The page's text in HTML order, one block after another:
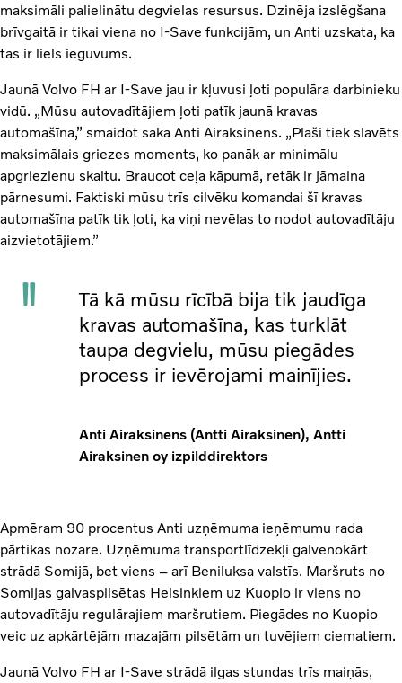
maksimāli palielinātu degvielas resursus. Dzinēja izslēgšana
brīvgaitā ir tikai viena no I-Save funkcijām, un Anti uzskata, ka
tas ir liels ieguvums.
Jaunā Volvo FH ar I-Save jau ir kļuvusi ļoti populāra darbinieku
vidū. „Mūsu autovadītājiem ļoti patīk jaunā kravas
automašīna,” smaidot saka Anti Airaksinens. „Plaši tiek slavēts
maksimālais griezes moments, ko panāk ar minimālu
apgriezienu skaitu. Braucot ceļa kāpumā, retāk ir jāmaina
pārnesumi. Faktiski mūsu trīs cilvēku komandai šī kravas
automašīna patīk tik ļoti, ka viņi nevēlas to nodot autovadītāju
aizvietotājiem.”
Tā kā mūsu rīcībā bija tik jaudīga
kravas automašīna, kas turklāt
taupa degvielu, mūsu piegādes
process ir ievērojami mainījies.
Anti Airaksinens (Antti Airaksinen), Antti
Airaksinen oy izpilddirektors
Apmēram 90 procentus Anti uzņēmuma ieņēmumu rada
pārtikas nozare. Uzņēmuma transportlīdzekļi galvenokārt
strādā Somijā, bet viens – arī Beniluksa valstīs. Maršruts no
Somijas galvaspilsētas Helsinkiem uz Kuopio ir viens no
autovadītāju regulārajiem maršrutiem. Piegādes no Kuopio
veic uz apkārtējām mazajām pilsētām un tuvējiem ciematiem.
Jaunā Volvo FH ar I-Save strādā ilgas stundas trīs maiņās,